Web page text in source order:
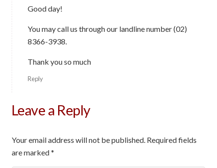
Good day!
You may call us through our landline number (02)
8366-3938.
Thank you so much
Reply
Leave a Reply
Your email address will not be published. Required fields
are marked*